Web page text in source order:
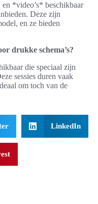
*video’s* beschikbaar
Deze zijn
en ze bieden
drukke schema’s?
die speciaal zijn
sessies duren vaak
om toch van de
LinkedIn